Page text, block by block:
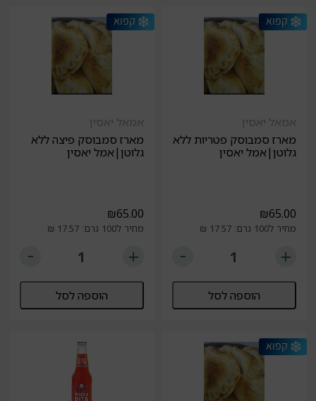
אמאל יאסין
מארז סמבוסק פטריות ללא
גלוטן|אמל יאסין
₪65.00
מחיר ל100 גרם: 17.57 ₪
הוספה לסל
אמאל יאסין
מארז סמבוסק פיצה ללא
גלוטן|אמל יאסין
₪65.00
מחיר ל100 גרם: 17.57 ₪
הוספה לסל